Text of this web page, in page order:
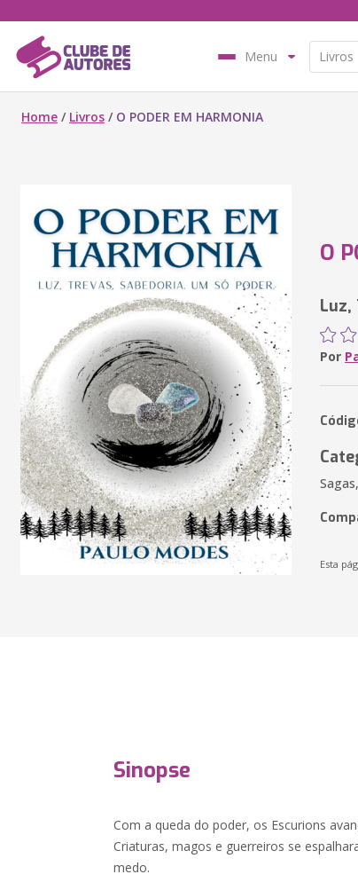
Menu
Home / Livros / O PODER EM HARMONIA
O
Luz,
Por
Esta
Sinopse
Com a queda do poder, os Escurions
Criaturas, magos e guerreiros se
medo.